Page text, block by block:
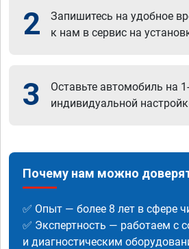
2
Запишитесь на удобное
к нам в сервис на
3
Оставьте автомобиль на
индивидуальной
Почему нам можно
✅ Опыт — более 8 лет в сфере
✅ Экспертность — работаем с
и диагностическим